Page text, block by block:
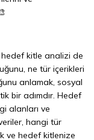
kitle analizi de
ne tür içerikleri
anlamak, sosyal
bir adımdır. Hedef
alanları ve
hangi tür
ve hedef kitlenize